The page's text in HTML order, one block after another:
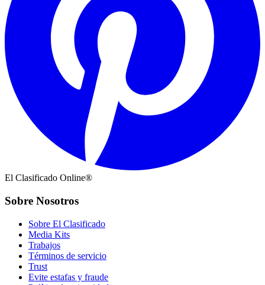
El Clasificado Online®
Sobre Nosotros
Sobre El Clasificado
Media Kits
Trabajos
Términos de servicio
Trust
Evite estafas y fraude